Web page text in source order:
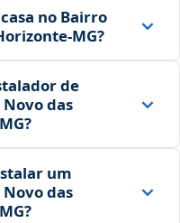
no Bairro
de
das
um
das